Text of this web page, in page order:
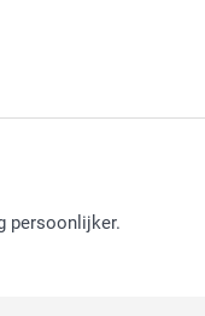
persoonlijker.